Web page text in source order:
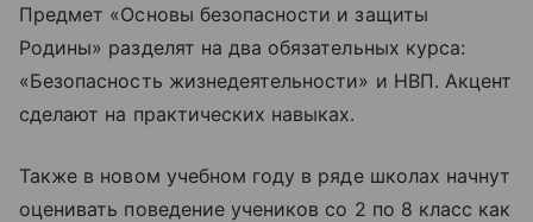
Предмет «Основы безопасности и защиты
Родины» разделят на два обязательных курса:
«Безопасность жизнедеятельности» и НВП. Акцент
сделают на практических навыках.
Также в новом учебном году в ряде школах начнут
оценивать поведение учеников со 2 по 8 класс как